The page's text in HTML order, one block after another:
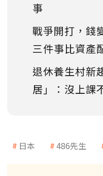
事
戰爭開打，錢
三件事比資產
退休養生村新
居」：沒上課
日本 486先生